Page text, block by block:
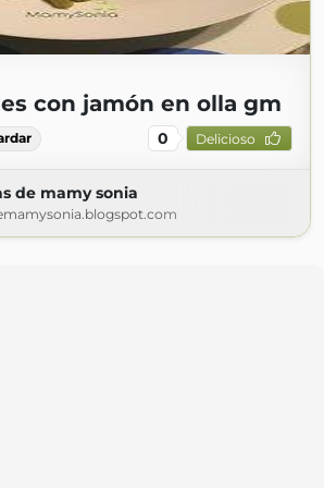
con jamón en olla gm
0 Delicioso
de mamy sonia